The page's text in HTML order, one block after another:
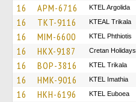
16 APM-6716 KTEL Argolida
16 TKT-9116 KTEAL Trikala
16 MIM-6600 ΚΤΕL Phthiotis
16 HKX-9187 Cretan Holidays
16 BOP-3816 ΚΤΕL Τrikala
16 HMK-9016 KTEL Imathia
16 HKH-6196 ΚΤΕL Euboea